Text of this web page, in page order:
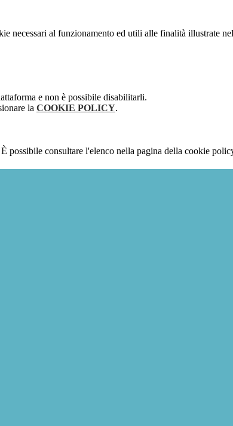
necessari al funzionamento ed utili alle finalità illustrate
e non è possibile disabilitarli.
la COOKIE POLICY.
possibile consultare l'elenco nella pagina della cookie